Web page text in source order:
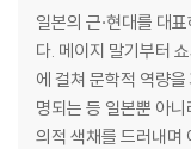
일본의 근·현대를 대
다. 메이지 말기부터
에 걸쳐 문학적 역량
명되는 등 일본뿐 아
의적 색채를 드러내며